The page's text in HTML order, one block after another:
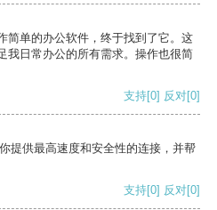
简单的办公软件，终于找到了它。这
我日常办公的所有需求。操作也很简
支持[0] 反对[0]
提供最高速度和安全性的连接，并帮
支持[0] 反对[0]